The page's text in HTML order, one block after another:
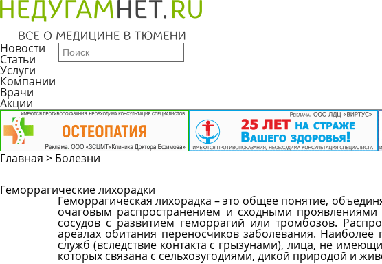
Новости
Статьи
Услуги
Компании
Врачи
Акции
Главная > Болезни
Геморрагические лихорадки
Геморрагическая лихорадка – это общее понятие,
очаговым распространением и сходными
сосудов с развитием геморрагий или тромбозов.
ареалах обитания переносчиков заболевания.
служб (вследствие контакта с грызунами), лица, не
которых связана с сельхозугодиями, дикой природой и